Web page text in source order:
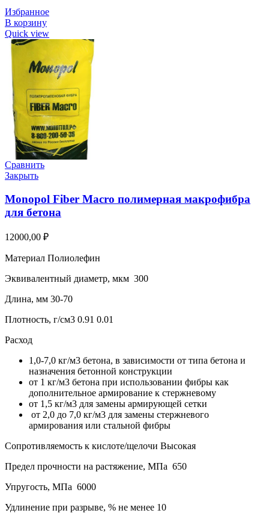
Избранное
В корзину
Quick view
Сравнить
Закрыть
Monopol Fiber Macro полимерная макрофибра
для бетона
12000,00 ₽
Материал Полиолефин
Эквивалентный диаметр, мкм 300
Длина, мм 30-70
Плотность, г/см3 0.91 0.01
Расход
1,0-7,0 кг/м3 бетона, в зависимости от типа бетона и
назначения бетонной конструкции
от 1 кг/м3 бетона при использовании фибры как
дополнительное армирование к стержневому
от 1,5 кг/м3 для замены армирующей сетки
от 2,0 до 7,0 кг/м3 для замены стержневого
армирования или стальной фибры
Сопротивляемость к кислоте/щелочи Высокая
Предел прочности на растяжение, МПа 650
Упругость, МПа 6000
Удлинение при разрыве, % не менее 10